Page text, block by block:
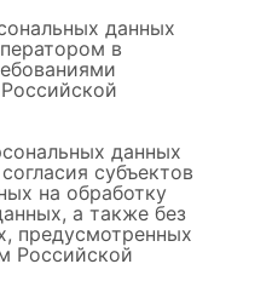
данных
в
данных
субъектов
на обработку
а также без
предусмотренных
Российской